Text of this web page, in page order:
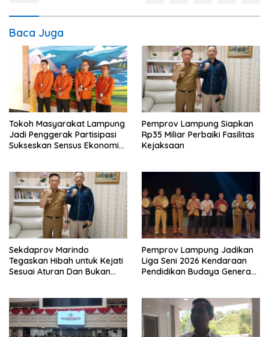
Baca Juga
Tokoh Masyarakat Lampung
Jadi Penggerak Partisipasi
Sukseskan Sensus Ekonomi
Pemprov Lampung Siapkan
Rp35 Miliar Perbaiki Fasilitas
Kejaksaan
Sekdaprov Marindo
Tegaskan Hibah untuk Kejati
Sesuai Aturan Dan Bukan
Pemprov Lampung Jadikan
Liga Seni 2026 Kendaraan
Pendidikan Budaya Generasi